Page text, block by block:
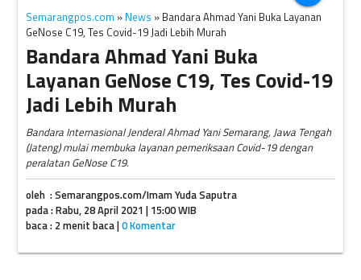
Semarangpos.com » News » Bandara Ahmad Yani Buka Layanan
GeNose C19, Tes Covid-19 Jadi Lebih Murah
Bandara Ahmad Yani Buka
Layanan GeNose C19, Tes Covid-19
Jadi Lebih Murah
Bandara Internasional Jenderal Ahmad Yani Semarang, Jawa Tengah
(Jateng) mulai membuka layanan pemeriksaan Covid-19 dengan
peralatan GeNose C19.
oleh : Semarangpos.com/Imam Yuda Saputra
pada : Rabu, 28 April 2021 | 15:00 WIB
baca : 2 menit baca |0 Komentar